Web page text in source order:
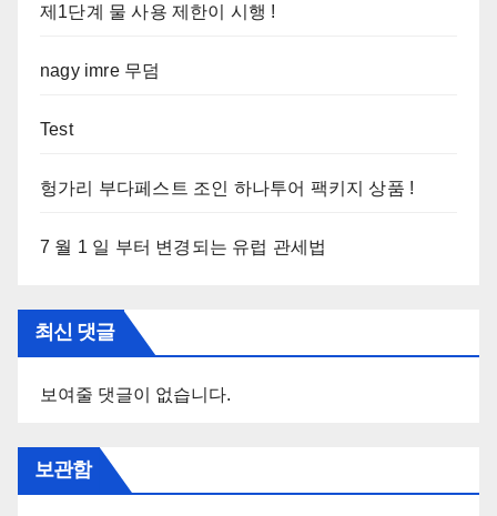
제1단계 물 사용 제한이 시행 !
nagy imre 무덤
Test
헝가리 부다페스트 조인 하나투어 팩키지 상품 !
7 월 1 일 부터 변경되는 유럽 관세법
최신 댓글
보여줄 댓글이 없습니다.
보관함